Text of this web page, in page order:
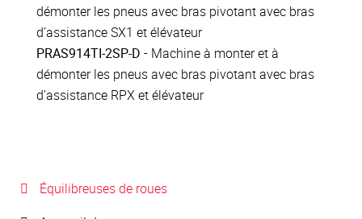
démonter les pneus avec bras pivotant avec bras
d’assistance SX1 et élévateur
PRAS914TI-2SP-D - Machine à monter et à
démonter les pneus avec bras pivotant avec bras
d’assistance RPX et élévateur
Équilibreuses de roues